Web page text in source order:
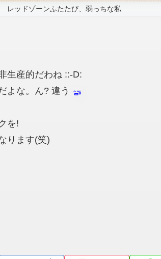
レッドゾーンふたたび、弱っちな私
生産的だわね ::-D:
よな。ん? 違う
を!
ります(笑)